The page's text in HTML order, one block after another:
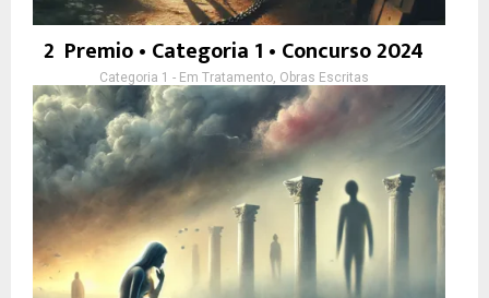
2º Premio • Categoria 1 • Concurso 2024
Categoria 1 - Em Tratamento, Obras Escritas